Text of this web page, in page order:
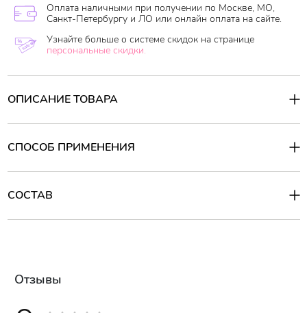
Оплата наличными при получении по Москве, МО,
Санкт-Петербургу и ЛО или онлайн оплата на сайте.
Узнайте больше о системе скидок на странице
персональные скидки.
ОПИСАНИЕ ТОВАРА
СПОСОБ ПРИМЕНЕНИЯ
СОСТАВ
Отзывы